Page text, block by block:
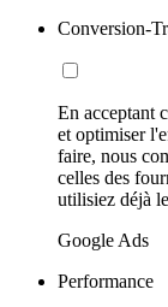
Conversion-
En acceptant
et optimiser
faire, nous
celles des
utilisiez déjà
Google Ads
Performance